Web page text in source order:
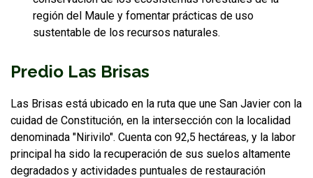
región del Maule y fomentar prácticas de uso
sustentable de los recursos naturales.
Predio Las Brisas
Las Brisas está ubicado en la ruta que une San Javier con la
cuidad de Constitución, en la intersección con la localidad
denominada "Nirivilo". Cuenta con 92,5 hectáreas, y la labor
principal ha sido la recuperación de sus suelos altamente
degradados y actividades puntuales de restauración